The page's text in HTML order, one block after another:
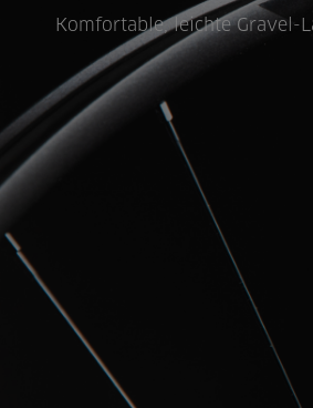
Komfortable, leichte Gravel-